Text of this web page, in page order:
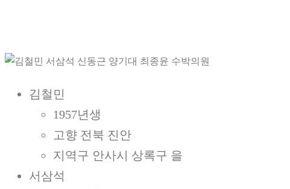
김철민
1957년생
고향 전북 진안
지역구 안사시 상록구 을
서삼석